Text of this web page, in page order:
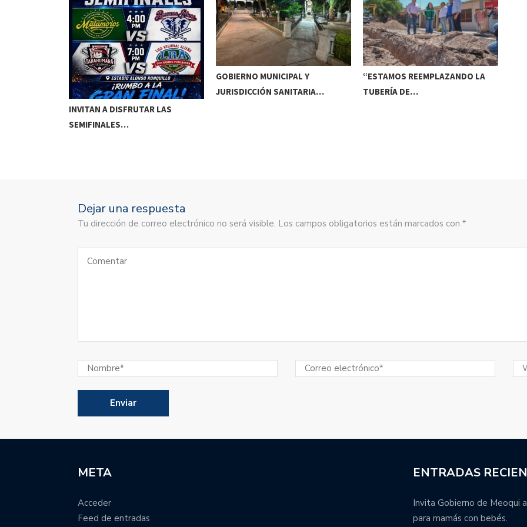
INVITAN A DISFRUTAR LAS
SEMIFINALES…
GOBIERNO MUNICIPAL Y
JURISDICCIÓN SANITARIA…
“ESTAMOS REEMPLAZANDO LA
TUBERÍA DE…
Dejar una respuesta
Tu dirección de correo electrónico no será visible. Los campos obligatorios están marcados con *
META
Acceder
Feed de entradas
ENTRADAS
Invita Gobierno de Meoqui
para mamás con bebés.